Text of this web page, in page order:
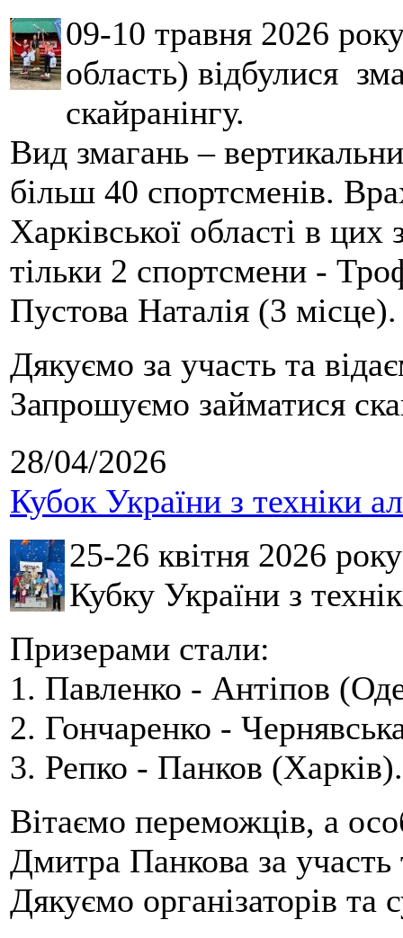
09-10 травня 2026
область) відбулися
скайранінгу.
Вид змагань –
більш 40 спортсменів.
Харківської області в
тільки 2 спортсмени -
Пустова Наталія (3 місце).
Дякуємо за участь та
Запрошуємо займатися
28/04/2026
Кубок України з техніки
25-26 квітня 2026
Кубку України з
Призерами стали:
1. Павленко - Антіпов
2. Гончаренко -
3. Репко - Панков (Харків).
Вітаємо переможців, а
Дмитра Панкова за
Дякуємо організаторів та